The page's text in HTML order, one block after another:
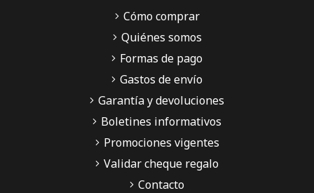
Cómo comprar
Quiénes somos
Formas de pago
Gastos de envío
Garantía y devoluciones
Boletines informativos
Promociones vigentes
Validar cheque regalo
Contacto